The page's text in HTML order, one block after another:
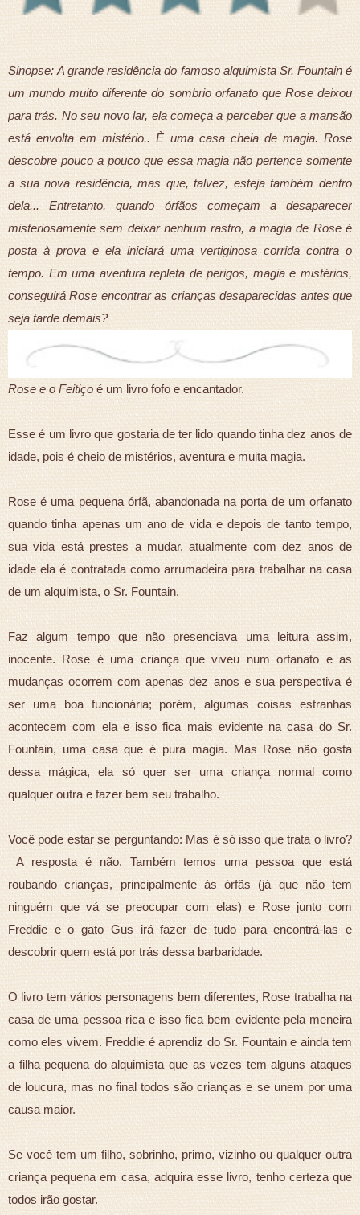
Sinopse: A grande residência do famoso alquimista Sr. Fountain é
um mundo muito diferente do sombrio orfanato que Rose deixou
para trás. No seu novo lar, ela começa a perceber que a mansão
está envolta em mistério.. È uma casa cheia de magia. Rose
descobre pouco a pouco que essa magia não pertence somente
a sua nova residência, mas que, talvez, esteja também dentro
dela... Entretanto, quando órfãos começam a desaparecer
misteriosamente sem deixar nenhum rastro, a magia de Rose é
posta à prova e ela iniciará uma vertiginosa corrida contra o
tempo. Em uma aventura repleta de perigos, magia e mistérios,
conseguirá Rose encontrar as crianças desaparecidas antes que
seja tarde demais?
Rose e o Feitiço é um livro fofo e encantador.
Esse é um livro que gostaria de ter lido quando tinha dez anos de
idade, pois é cheio de mistérios, aventura e muita magia.
Rose é uma pequena órfã, abandonada na porta de um orfanato
quando tinha apenas um ano de vida e depois de tanto tempo,
sua vida está prestes a mudar, atualmente com dez anos de
idade ela é contratada como arrumadeira para trabalhar na casa
de um alquimista, o Sr. Fountain.
Faz algum tempo que não presenciava uma leitura assim,
inocente. Rose é uma criança que viveu num orfanato e as
mudanças ocorrem com apenas dez anos e sua perspectiva é
ser uma boa funcionária; porém, algumas coisas estranhas
acontecem com ela e isso fica mais evidente na casa do Sr.
Fountain, uma casa que é pura magia. Mas Rose não gosta
dessa mágica, ela só quer ser uma criança normal como
qualquer outra e fazer bem seu trabalho.
Você pode estar se perguntando: Mas é só isso que trata o livro?
A resposta é não. Também temos uma pessoa que está
roubando crianças, principalmente às órfãs (já que não tem
ninguém que vá se preocupar com elas) e Rose junto com
Freddie e o gato Gus irá fazer de tudo para encontrá-las e
descobrir quem está por trás dessa barbaridade.
O livro tem vários personagens bem diferentes, Rose trabalha na
casa de uma pessoa rica e isso fica bem evidente pela meneira
como eles vivem. Freddie é aprendiz do Sr. Fountain e ainda tem
a filha pequena do alquimista que as vezes tem alguns ataques
de loucura, mas no final todos são crianças e se unem por uma
causa maior.
Se você tem um filho, sobrinho, primo, vizinho ou qualquer outra
criança pequena em casa, adquira esse livro, tenho certeza que
todos irão gostar.